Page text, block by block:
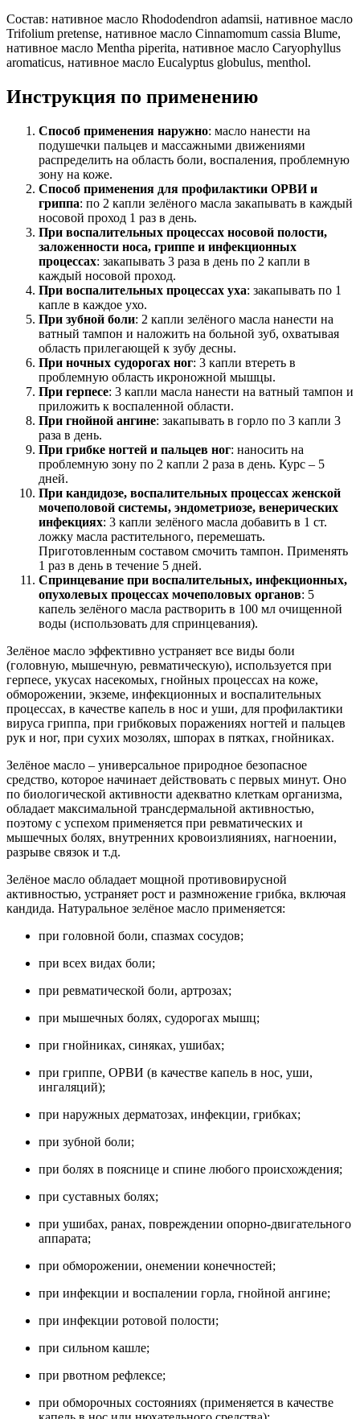
Состав: нативное масло Rhododendron adamsii, нативное масло
Trifolium pretense, нативное масло Cinnamomum cassia Blume,
нативное масло Mentha piperita, нативное масло Caryophyllus
aromaticus, нативное масло Eucalyptus globulus, menthol.
Инструкция по применению
Способ применения наружно: масло нанести на
подушечки пальцев и массажными движениями
распределить на область боли, воспаления, проблемную
зону на коже.
Способ применения для профилактики ОРВИ и
гриппа: по 2 капли зелёного масла закапывать в каждый
носовой проход 1 раз в день.
При воспалительных процессах носовой полости,
заложенности носа, гриппе и инфекционных
процессах: закапывать 3 раза в день по 2 капли в
каждый носовой проход.
При воспалительных процессах уха: закапывать по 1
капле в каждое ухо.
При зубной боли: 2 капли зелёного масла нанести на
ватный тампон и наложить на больной зуб, охватывая
область прилегающей к зубу десны.
При ночных судорогах ног: 3 капли втереть в
проблемную область икроножной мышцы.
При герпесе: 3 капли масла нанести на ватный тампон и
приложить к воспаленной области.
При гнойной ангине: закапывать в горло по 3 капли 3
раза в день.
При грибке ногтей и пальцев ног: наносить на
проблемную зону по 2 капли 2 раза в день. Курс – 5
дней.
При кандидозе, воспалительных процессах женской
мочеполовой системы, эндометриозе, венерических
инфекциях: 3 капли зелёного масла добавить в 1 ст.
ложку масла растительного, перемешать.
Приготовленным составом смочить тампон. Применять
1 раз в день в течение 5 дней.
Спринцевание при воспалительных, инфекционных,
опухолевых процессах мочеполовых органов: 5
капель зелёного масла растворить в 100 мл очищенной
воды (использовать для спринцевания).
Зелёное масло эффективно устраняет все виды боли
(головную, мышечную, ревматическую), используется при
герпесе, укусах насекомых, гнойных процессах на коже,
обморожении, экземе, инфекционных и воспалительных
процессах, в качестве капель в нос и уши, для профилактики
вируса гриппа, при грибковых поражениях ногтей и пальцев
рук и ног, при сухих мозолях, шпорах в пятках, гнойниках.
Зелёное масло – универсальное природное безопасное
средство, которое начинает действовать с первых минут. Оно
по биологической активности адекватно клеткам организма,
обладает максимальной трансдермальной активностью,
поэтому с успехом применяется при ревматических и
мышечных болях, внутренних кровоизлияниях, нагноении,
разрыве связок и т.д.
Зелёное масло обладает мощной противовирусной
активностью, устраняет рост и размножение грибка, включая
кандида. Натуральное зелёное масло применяется:
при головной боли, спазмах сосудов;
при всех видах боли;
при ревматической боли, артрозах;
при мышечных болях, судорогах мышц;
при гнойниках, синяках, ушибах;
при гриппе, ОРВИ (в качестве капель в нос, уши,
ингаляций);
при наружных дерматозах, инфекции, грибках;
при зубной боли;
при болях в пояснице и спине любого происхождения;
при суставных болях;
при ушибах, ранах, повреждении опорно-двигательного
аппарата;
при обморожении, онемении конечностей;
при инфекции и воспалении горла, гнойной ангине;
при инфекции ротовой полости;
при сильном кашле;
при рвотном рефлексе;
при обморочных состояниях (применяется в качестве